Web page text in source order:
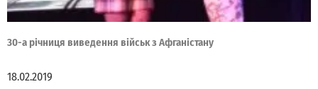
30-а річниця виведення військ з Афганістану
18.02.2019